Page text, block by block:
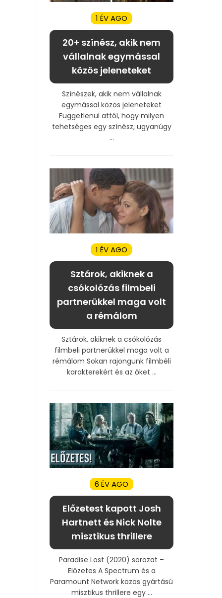
1 ÉV AGO
20+ színész, akik nem
vállalnak egymással
közös jeleneteket
Színészek, akik nem vállalnak
egymással közös jeleneteket
Függetlenül attól, hogy milyen
tehetséges egy színész, ugyanúgy
...
1 ÉV AGO
Sztárok, akiknek a
csókolózás filmbeli
partnerükkel maga volt
a rémálom
Sztárok, akiknek a csókolózás
filmbeli partnerükkel maga volt a
rémálom Sokan rajongunk filmbéli
karakterekért és az őket ...
6 ÉV AGO
Előzetest kapott Josh
Hartnett és Nick Nolte
misztikus thrillere
Paradise Lost (2020) sorozat –
Előzetes A Spectrum és a
Paramount Network közös gyártású
misztikus thrillere egy ...